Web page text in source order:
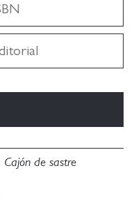
Cajón de sastre